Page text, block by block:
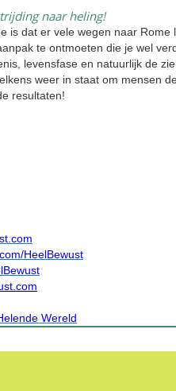
naar heling!
is dat er vele wegen naar Rome
te ontmoeten die je wel
levensfase en natuurlijk de
weer in staat om mensen
resultaten!
HeelBewust
Wereld